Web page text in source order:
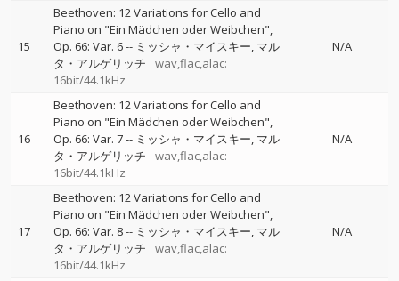
15
Beethoven: 12 Variations for Cello and
Piano on "Ein Mädchen oder Weibchen",
Op. 66: Var. 6-- ミッシャ・マイスキー マル
タ・アルゲリッチ
wav,flac,alac:
16bit/44.1kHz
N/A
16
Beethoven: 12 Variations for Cello and
Piano on "Ein Mädchen oder Weibchen",
Op. 66: Var. 7-- ミッシャ・マイスキー マル
タ・アルゲリッチ
wav,flac,alac:
16bit/44.1kHz
N/A
17
Beethoven: 12 Variations for Cello and
Piano on "Ein Mädchen oder Weibchen",
Op. 66: Var. 8-- ミッシャ・マイスキー マル
タ・アルゲリッチ
wav,flac,alac:
16bit/44.1kHz
N/A